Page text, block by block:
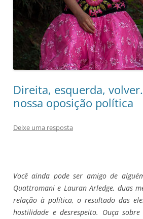
Direita, esquerda,
nossa oposição política
Deixe uma resposta
Você ainda pode ser amigo de
Quattromani e Lauran Arledge, duas
relação à política, o resultado das
hostilidade e desrespeito. Ouça